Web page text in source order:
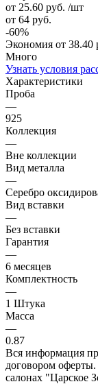
от 25.60 руб. /шт
от 64 руб.
-60%
Экономия от 38.40
Много
Узнать условия
Характеристики
Проба
—
925
Коллекция
—
Вне коллекции
Вид металла
—
Серебро
Вид вставки
—
Без вставки
Гарантия
—
6 месяцев
Комплектность
—
1 Штука
Масса
—
0.87
Вся информация
договором
салонах "Царское